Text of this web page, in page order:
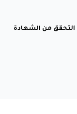
التحقق من الشهادة